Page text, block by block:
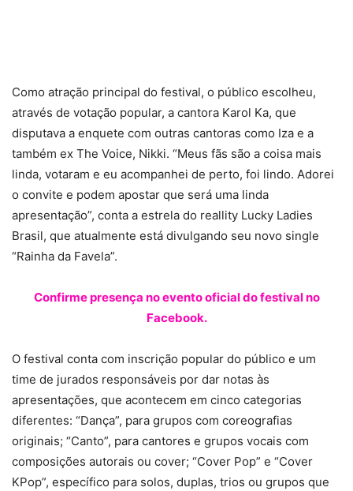
Como atração principal do festival, o público escolheu,
através de votação popular, a cantora Karol Ka, que
disputava a enquete com outras cantoras como Iza e a
também ex The Voice, Nikki. “Meus fãs são a coisa mais
linda, votaram e eu acompanhei de perto, foi lindo. Adorei
o convite e podem apostar que será uma linda
apresentação”, conta a estrela do reallity Lucky Ladies
Brasil, que atualmente está divulgando seu novo single
“Rainha da Favela”.
Confirme presença no evento oficial do festival no
Facebook.
O festival conta com inscrição popular do público e um
time de jurados responsáveis por dar notas às
apresentações, que acontecem em cinco categorias
diferentes: “Dança”, para grupos com coreografias
originais; “Canto”, para cantores e grupos vocais com
composições autorais ou cover; “Cover Pop” e “Cover
KPop”, específico para solos, duplas, trios ou grupos que